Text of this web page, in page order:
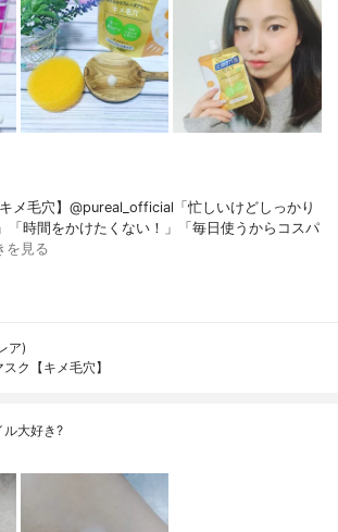
メ毛穴】@pureal_official「忙しいけどしっかり
「時間をかけたくない！」「毎日使うからコスパ
を見る
ア)
ク【キメ毛穴】
ル大好き?